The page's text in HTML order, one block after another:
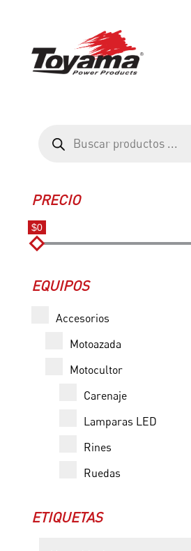
productos
PRECIO
$0
EQUIPOS
Accesorios
Motoazada
Motocultor
Carenaje
Lamparas LED
Rines
Ruedas
ETIQUETAS